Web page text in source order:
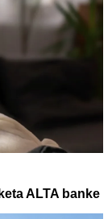
ALTA banke